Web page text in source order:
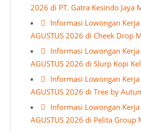
2026 di PT. Gatra Kesindo Jaya
Informasi Lowongan
AGUSTUS 2026 di Cheek Drop
Informasi Lowongan
AGUSTUS 2026 di Slurp Kopi
Informasi Lowongan
AGUSTUS 2026 di Tree by
Informasi Lowongan
AGUSTUS 2026 di Pelita Group